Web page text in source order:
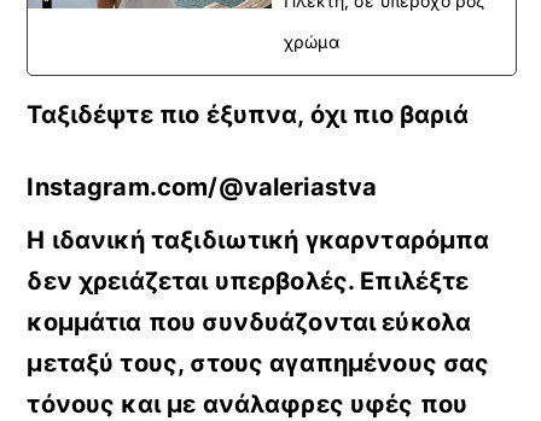
χρώμα
Ταξιδέψτε πιο έξυπνα, όχι πιο βαριά
Instagram.com/@valeriastva
Η ιδανική ταξιδιωτική γκαρνταρόμπα
δεν χρειάζεται υπερβολές. Επιλέξτε
κομμάτια που συνδυάζονται εύκολα
μεταξύ τους, στους αγαπημένους σας
τόνους και με ανάλαφρες υφές που